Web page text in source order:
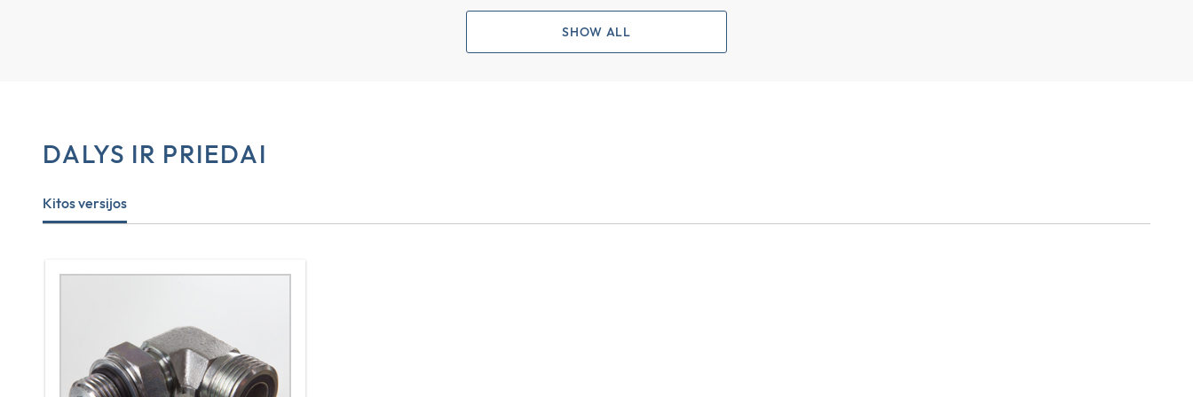
SHOW ALL
DALYS IR PRIEDAI
Kitos versijos